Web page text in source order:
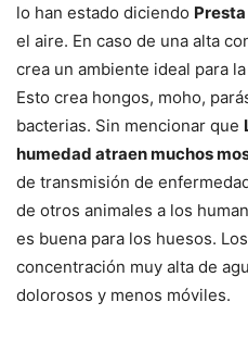
lo han estado diciendo
el aire. En caso de una alta
crea un ambiente ideal para
Esto crea hongos, moho,
bacterias. Sin mencionar que
humedad atraen muchos
de transmisión de
de otros animales a los
es buena para los huesos.
concentración muy alta de
dolorosos y menos móviles.